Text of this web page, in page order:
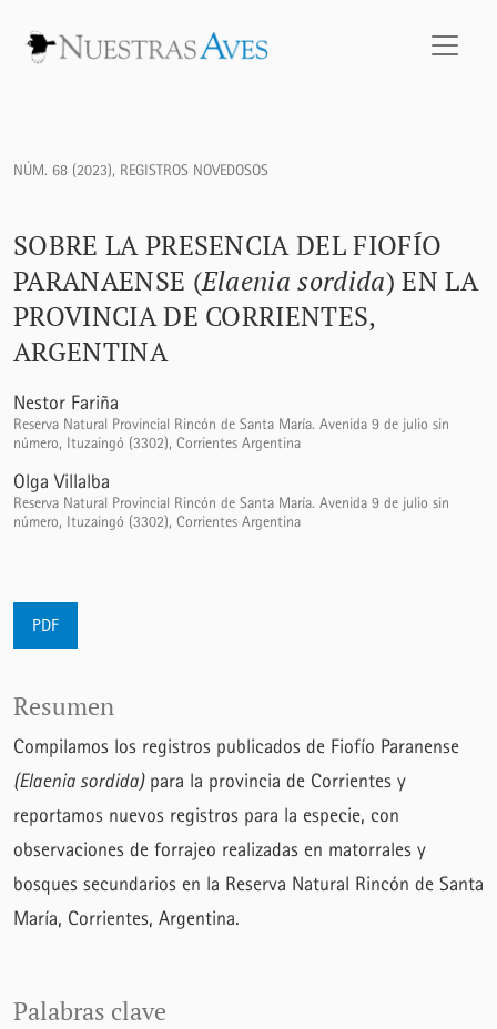
NÚM. 68 (2023), REGISTROS NOVEDOSOS
SOBRE LA PRESENCIA DEL FIOFÍO
PARANAENSE (Elaenia sordida) EN LA
PROVINCIA DE CORRIENTES,
ARGENTINA
Nestor Fariña
Reserva Natural Provincial Rincón de Santa María. Avenida 9 de julio sin
número, Ituzaingó (3302), Corrientes Argentina
Olga Villalba
Reserva Natural Provincial Rincón de Santa María. Avenida 9 de julio sin
número, Ituzaingó (3302), Corrientes Argentina
PDF
Palabras clave
Resumen
Compilamos los registros publicados de Fiofío Paranense
(Elaenia sordida)para la provincia de Corrientes y
reportamos nuevos registros para la especie, con
observaciones de forrajeo realizadas en matorrales y
bosques secundarios en la Reserva Natural Rincón de Santa
María, Corrientes, Argentina.